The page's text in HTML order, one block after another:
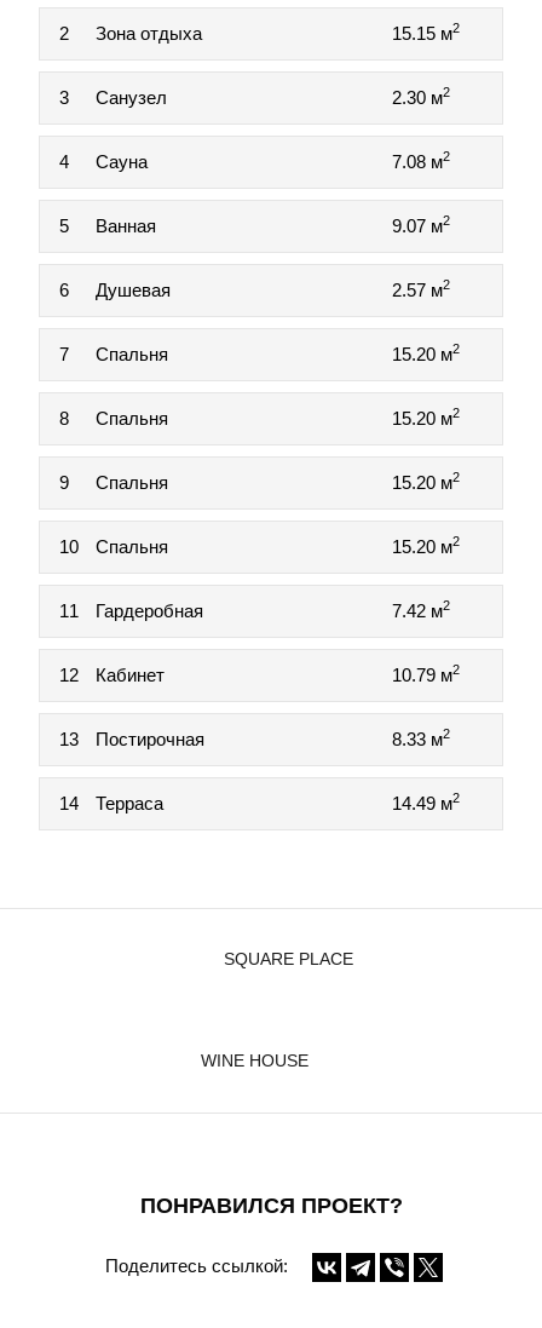
2 Зона отдыха 15.15 м2
3 Санузел 2.30 м2
4 Сауна 7.08 м2
5 Ванная 9.07 м2
6 Душевая 2.57 м2
7 Спальня 15.20 м2
8 Спальня 15.20 м2
9 Спальня 15.20 м2
10 Спальня 15.20 м2
11 Гардеробная 7.42 м2
12 Кабинет 10.79 м2
13 Постирочная 8.33 м2
14 Терраса 14.49 м2
SQUARE PLACE
WINE HOUSE
ПОНРАВИЛСЯ ПРОЕКТ?
Поделитесь ссылкой: